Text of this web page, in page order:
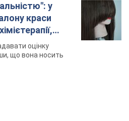
у
краси
Фотооцінку
що вона носить